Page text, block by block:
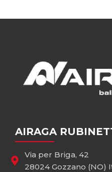
AIRAGA
Via per Briga, 42
28024 Gozzano (NO)